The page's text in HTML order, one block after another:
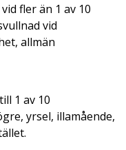
fler än 1 av 10
vid
allmän
1 av 10
yrsel, illamående,